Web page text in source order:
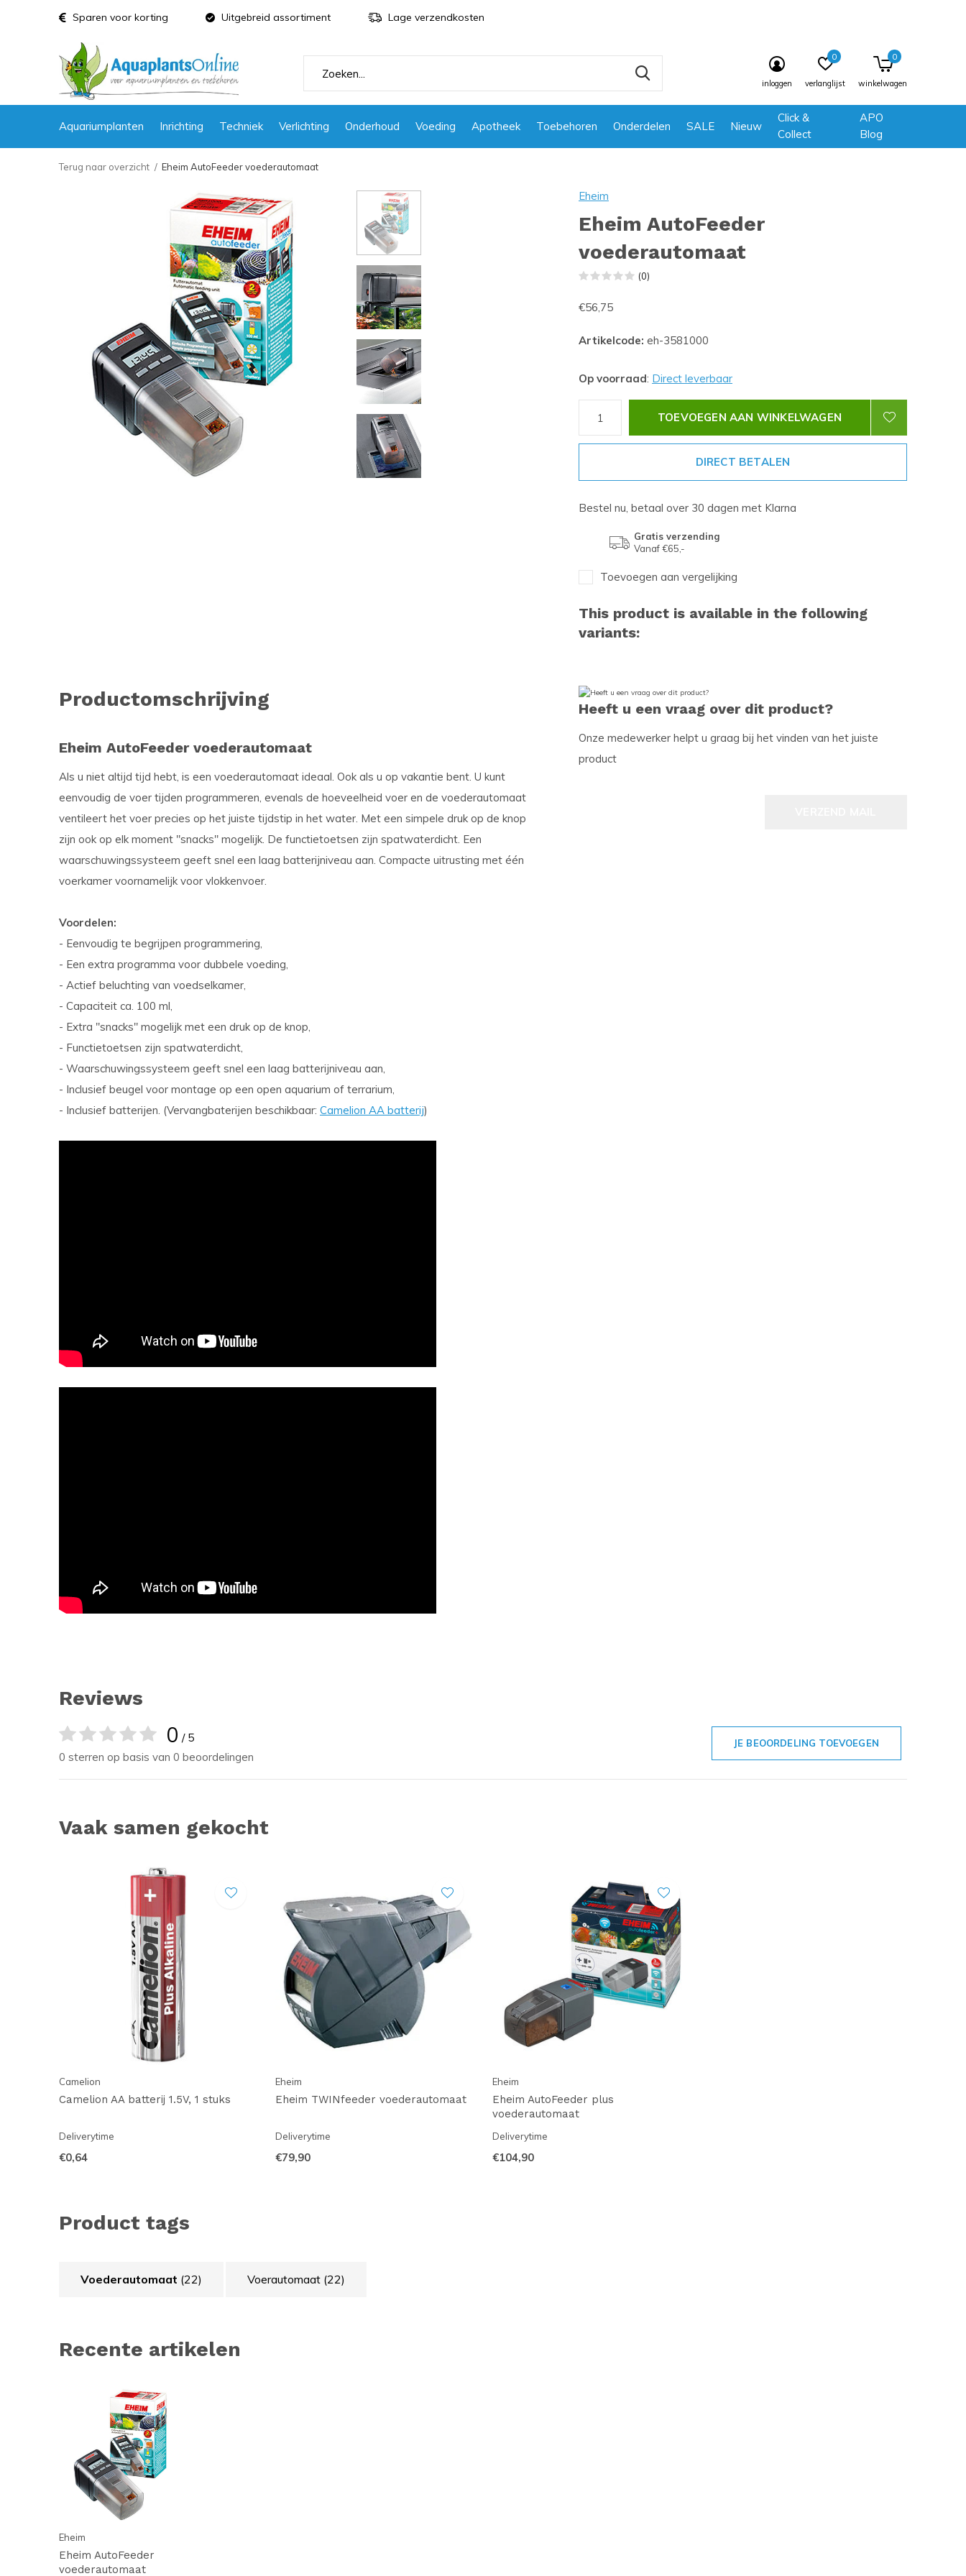
Aquariumplanten Inrichting Techniek Verlichting Onderhoud Voeding Apotheek Toebehoren Onderdelen SALE Nieuw
Click &
Collect
APO
Blog
inloggen verlanglijst
0
winkelwagen
0
Sparen voor korting Uitgebreid assortiment Lage verzendkosten
Terug naar overzicht Eheim AutoFeeder voederautomaat
Eheim
Eheim AutoFeeder
voederautomaat
(0)
€56,75
Artikelcode: eh-3581000
Op voorraad: Direct leverbaar
TOEVOEGEN AAN WINKELWAGEN
DIRECT BETALEN
Bestel nu, betaal over 30 dagen met Klarna
Gratis verzending
Vanaf €65,-
Toevoegen aan vergelijking
This product is available in the following
variants:
Productomschrijving
Eheim AutoFeeder voederautomaat
Als u niet altijd tijd hebt, is een voederautomaat ideaal. Ook als u op vakantie bent. U kunt
eenvoudig de voer tijden programmeren, evenals de hoeveelheid voer en de voederautomaat
ventileert het voer precies op het juiste tijdstip in het water. Met een simpele druk op de knop
zijn ook op elk moment "snacks" mogelijk. De functietoetsen zijn spatwaterdicht. Een
waarschuwingssysteem geeft snel een laag batterijniveau aan. Compacte uitrusting met één
voerkamer voornamelijk voor vlokkenvoer.
Voordelen:
- Eenvoudig te begrijpen programmering,
- Een extra programma voor dubbele voeding,
- Actief beluchting van voedselkamer,
- Capaciteit ca. 100 ml,
- Extra "snacks" mogelijk met een druk op de knop,
- Functietoetsen zijn spatwaterdicht,
- Waarschuwingssysteem geeft snel een laag batterijniveau aan,
- Inclusief beugel voor montage op een open aquarium of terrarium,
- Inclusief batterijen. (Vervangbaterijen beschikbaar: Camelion AA batterij)
Heeft u een vraag over dit product?
Onze medewerker helpt u graag bij het vinden van het juiste
product
Reviews
0 / 5
0 sterren op basis van 0 beoordelingen
JE BEOORDELING TOEVOEGEN
Vaak samen gekocht
Camelion
Camelion AA batterij 1.5V, 1 stuks
Deliverytime
€0,64
Eheim
Eheim TWINfeeder voederautomaat
Deliverytime
€79,90
Eheim
Eheim AutoFeeder plus
voederautomaat
Deliverytime
€104,90
Product tags
Voederautomaat (22) Voerautomaat (22)
Recente artikelen
Eheim
Eheim AutoFeeder
voederautomaat